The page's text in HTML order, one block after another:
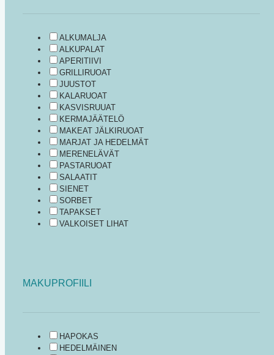
ALKUMALJA
ALKUPALAT
APERITIIVI
GRILLIRUOAT
JUUSTOT
KALARUOAT
KASVISRUUAT
KERMAJÄÄTELÖ
MAKEAT JÄLKIRUOAT
MARJAT JA HEDELMÄT
MERENELÄVÄT
PASTARUOAT
SALAATIT
SIENET
SORBET
TAPAKSET
VALKOISET LIHAT
MAKUPROFIILI
HAPOKAS
HEDELMÄINEN